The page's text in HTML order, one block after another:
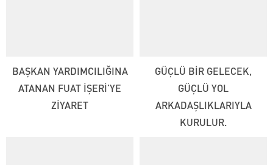
BAŞKAN YARDIMCILIĞINA
ATANAN FUAT İŞERİ’YE
ZİYARET
GÜÇLÜ BİR GELECEK,
GÜÇLÜ YOL
ARKADAŞLIKLARIYLA
KURULUR.